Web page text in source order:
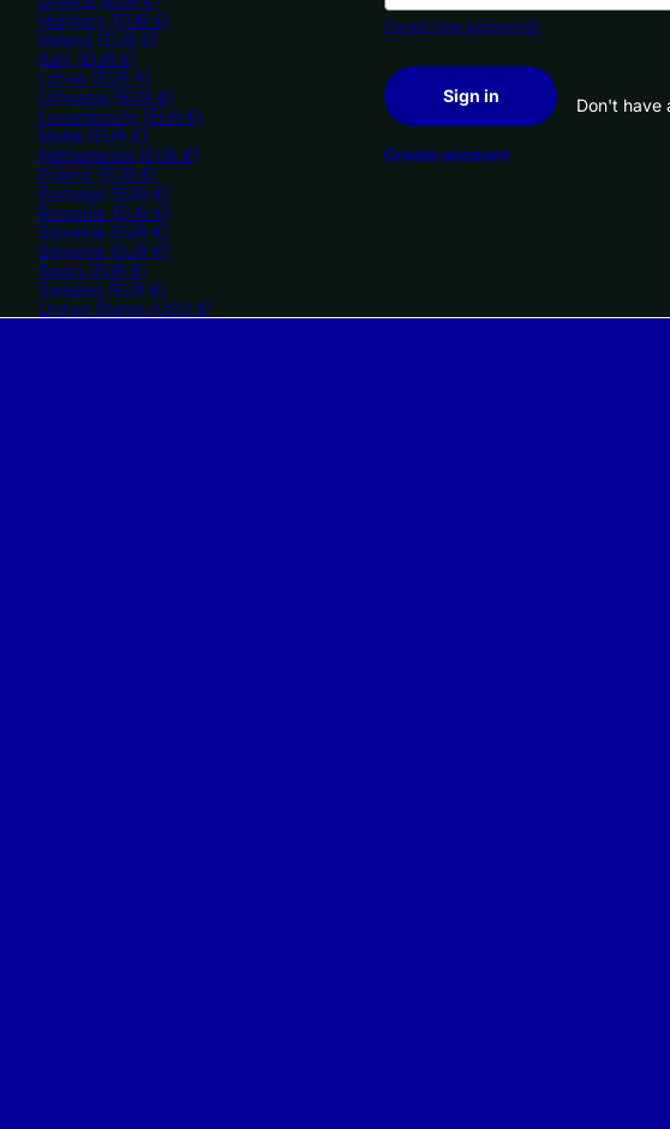
Hungary (EUR €)
Ireland (EUR €)
Italy (EUR €)
Latvia (EUR €)
Lithuania (EUR €)
Luxembourg (EUR €)
Malta (EUR €)
Netherlands (EUR €)
Poland (EUR €)
Portugal (EUR €)
Romania (EUR €)
Slovakia (EUR €)
Slovenia (EUR €)
Spain (EUR €)
Sweden (EUR €)
United States (USD $)
Forgot your password?
Sign in Don't have
Create account